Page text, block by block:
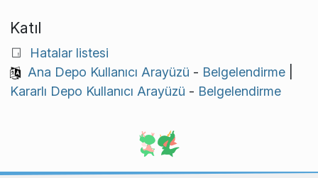
Katıl
Hatalar listesi
Ana Depo Kullanıcı Arayüzü - Belgelendirme|
Kararlı Depo Kullanıcı Arayüzü - Belgelendirme